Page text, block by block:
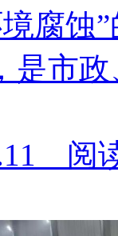
腐蚀
是市
阅